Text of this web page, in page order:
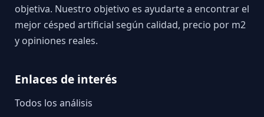
objetiva. Nuestro objetivo es ayudarte a encontrar el
mejor césped artificial según calidad, precio por m2
y opiniones reales.
Enlaces de interés
Todos los análisis